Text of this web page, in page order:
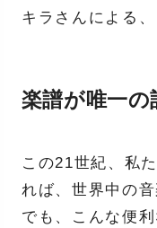
キラさんによる
楽譜が唯一の
この21世紀、私
れば、世界中の
でも、こんな便